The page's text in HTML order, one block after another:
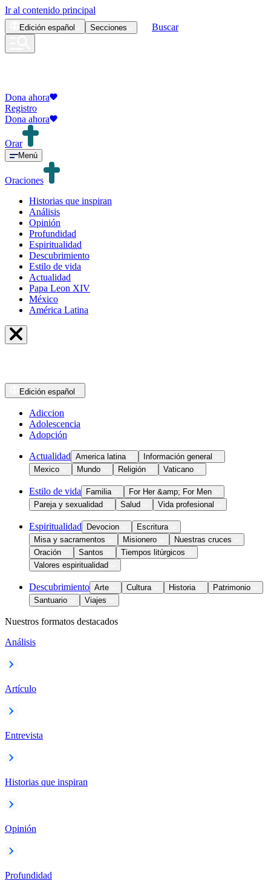
Ir al contenido principal
Edición español Secciones Buscar
Dona ahora
Registro
Dona ahora
Orar
Menú
Oraciones
Historias que inspiran
Análisis
Opinión
Profundidad
Espiritualidad
Descubrimiento
Estilo de vida
Actualidad
Papa Leon XIV
México
América Latina
Edición español
Adiccion
Adolescencia
Adopción
Actualidad America latina
Información general
Mexico
Mundo Religión Vaticano
Estilo de vida Familia
For Her &amp; For Men
Pareja y sexualidad
Salud Vida profesional
Espiritualidad Devocion
Escritura
Misa y sacramentos
Misionero
Nuestras cruces
Oración
Santos
Tiempos litúrgicos
Valores espiritualidad
Descubrimiento Arte Cultura Historia
Patrimonio
Santuario
Viajes
Nuestros formatos destacados
Análisis
Artículo
Entrevista
Historias que inspiran
Opinión
Profundidad